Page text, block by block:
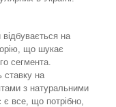
відбувається на
що шукає
сегмента.
ставку на
з натуральними
все, що потрібно,